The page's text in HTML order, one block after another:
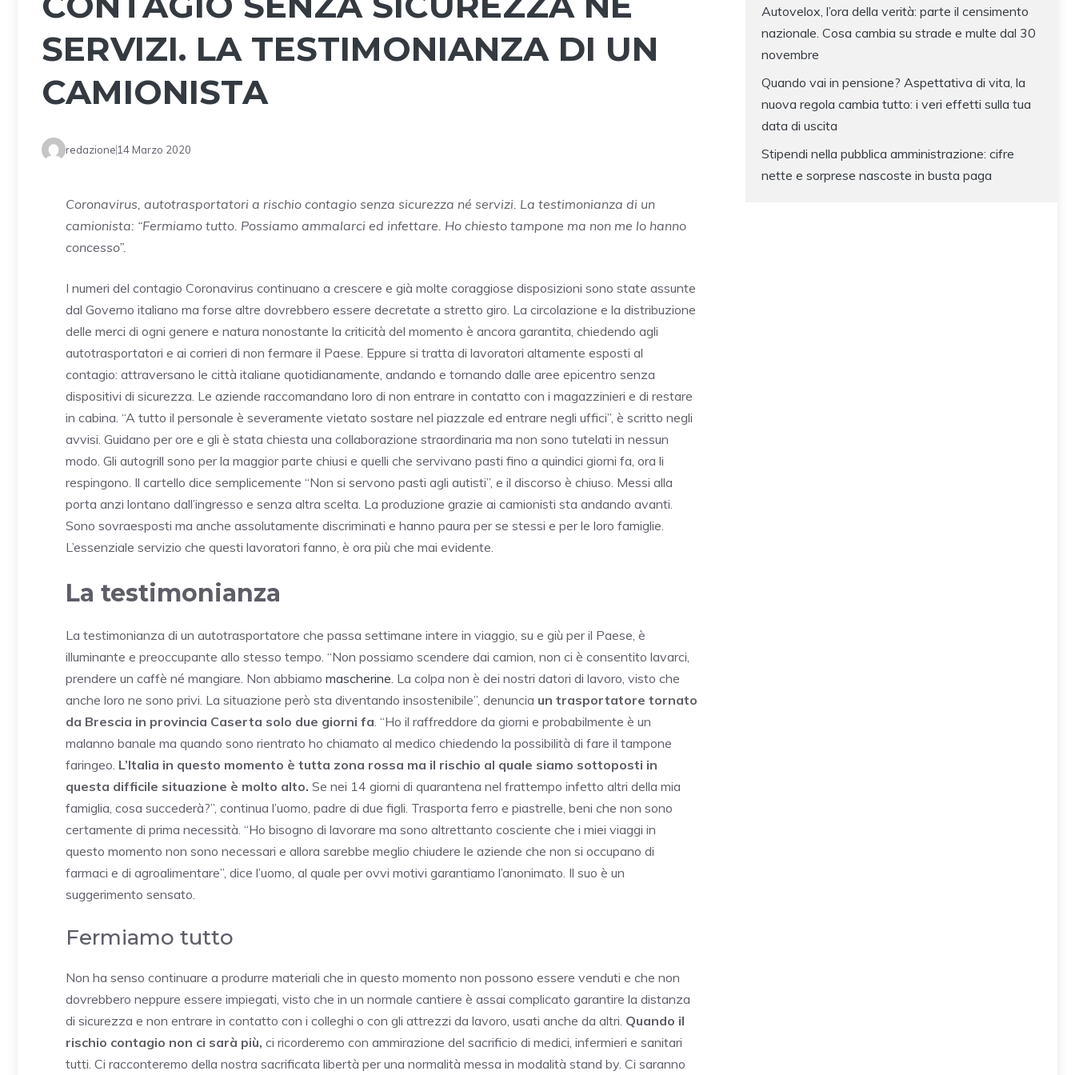
SERVIZI. LA TESTIMONIANZA DI UN
CAMIONISTA
redazione 14 Marzo 2020
Coronavirus, autotrasportatori a rischio contagio senza sicurezza né servizi. La testimonianza di un
camionista: “Fermiamo tutto. Possiamo ammalarci ed infettare. Ho chiesto tampone ma non me lo hanno
concesso”.
I numeri del contagio Coronavirus continuano a crescere e già molte coraggiose disposizioni sono state assunte
dal Governo italiano ma forse altre dovrebbero essere decretate a stretto giro. La circolazione e la distribuzione
delle merci di ogni genere e natura nonostante la criticità del momento è ancora garantita, chiedendo agli
autotrasportatori e ai corrieri di non fermare il Paese. Eppure si tratta di lavoratori altamente esposti al
contagio: attraversano le città italiane quotidianamente, andando e tornando dalle aree epicentro senza
dispositivi di sicurezza. Le aziende raccomandano loro di non entrare in contatto con i magazzinieri e di restare
in cabina. “A tutto il personale è severamente vietato sostare nel piazzale ed entrare negli uffici”, è scritto negli
avvisi. Guidano per ore e gli è stata chiesta una collaborazione straordinaria ma non sono tutelati in nessun
modo. Gli autogrill sono per la maggior parte chiusi e quelli che servivano pasti fino a quindici giorni fa, ora li
respingono. Il cartello dice semplicemente “Non si servono pasti agli autisti”, e il discorso è chiuso. Messi alla
porta anzi lontano dall’ingresso e senza altra scelta. La produzione grazie ai camionisti sta andando avanti.
Sono sovraesposti ma anche assolutamente discriminati e hanno paura per se stessi e per le loro famiglie.
L’essenziale servizio che questi lavoratori fanno, è ora più che mai evidente.
La testimonianza
La testimonianza di un autotrasportatore che passa settimane intere in viaggio, su e giù per il Paese, è
illuminante e preoccupante allo stesso tempo. “Non possiamo scendere dai camion, non ci è consentito lavarci,
prendere un caffè né mangiare. Non abbiamo mascherine. La colpa non è dei nostri datori di lavoro, visto che
anche loro ne sono privi. La situazione però sta diventando insostenibile”, denuncia un trasportatore tornato
da Brescia in provincia Caserta solo due giorni fa. “Ho il raffreddore da giorni e probabilmente è un
malanno banale ma quando sono rientrato ho chiamato al medico chiedendo la possibilità di fare il tampone
faringeo. L’Italia in questo momento è tutta zona rossa ma il rischio al quale siamo sottoposti in
questa difficile situazione è molto alto. Se nei 14 giorni di quarantena nel frattempo infetto altri della mia
famiglia, cosa succederà?”, continua l’uomo, padre di due figli. Trasporta ferro e piastrelle, beni che non sono
certamente di prima necessità. “Ho bisogno di lavorare ma sono altrettanto cosciente che i miei viaggi in
questo momento non sono necessari e allora sarebbe meglio chiudere le aziende che non si occupano di
farmaci e di agroalimentare”, dice l’uomo, al quale per ovvi motivi garantiamo l’anonimato. Il suo è un
suggerimento sensato.
Fermiamo tutto
Non ha senso continuare a produrre materiali che in questo momento non possono essere venduti e che non
dovrebbero neppure essere impiegati, visto che in un normale cantiere è assai complicato garantire la distanza
di sicurezza e non entrare in contatto con i colleghi o con gli attrezzi da lavoro, usati anche da altri. Quando il
rischio contagio non ci sarà più, ci ricorderemo con ammirazione del sacrificio di medici, infermieri e sanitari
tutti. Ci racconteremo della nostra sacrificata libertà per una normalità messa in modalità stand by. Ci saranno
Autovelox, l’ora della verità: parte il censimento
nazionale. Cosa cambia su strade e multe dal 30
novembre
Quando vai in pensione? Aspettativa di vita, la
nuova regola cambia tutto: i veri effetti sulla tua
data di uscita
Stipendi nella pubblica amministrazione: cifre
nette e sorprese nascoste in busta paga